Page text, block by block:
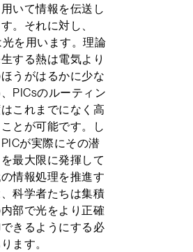
いて情報を伝送し
。それに対し、
光を用います。理論
する熱は電気より
うがはるかに少な
PICsのルーティン
これまでになく高
とが可能です。し
が実際にその潜
最大限に発揮して
情報処理を推進す
科学者たちは集積
部で光をより正確
きるようにする必
ます。